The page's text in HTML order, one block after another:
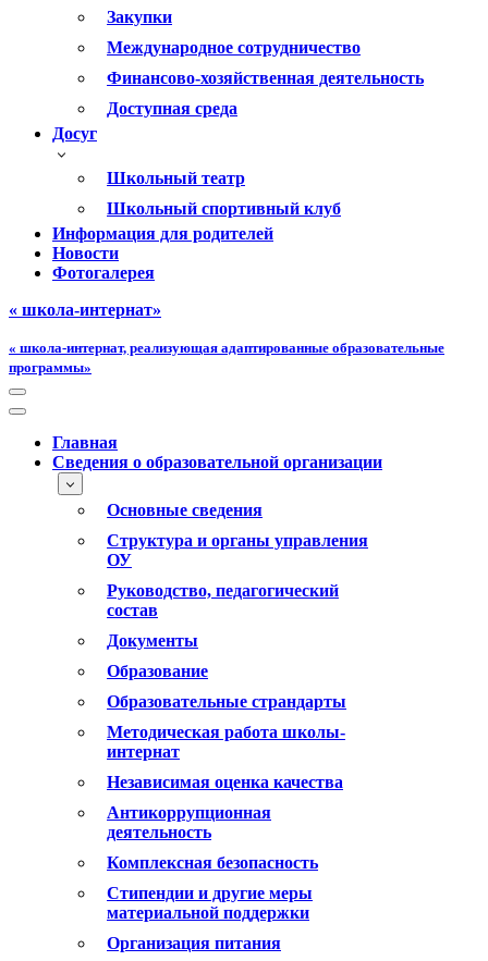
Закупки
Международное сотрудничество
Финансово-хозяйственная деятельность
Доступная среда
Досуг
Школьный театр
Школьный спортивный клуб
Информация для родителей
Новости
Фотогалерея
« школа-интернат»
« школа-интернат, реализующая адаптированные образовательные
программы»
Меню
навигации
Меню
навигацииГлавная
Сведения о образовательной организации
Основные сведения
Структура и органы управления
ОУ
Руководство, педагогический
состав
Документы
Образование
Образовательные страндарты
Методическая работа школы-
интернат
Независимая оценка качества
Антикоррупционная
деятельность
Комплексная безопасность
Стипендии и другие меры
материальной поддержки
Организация питания